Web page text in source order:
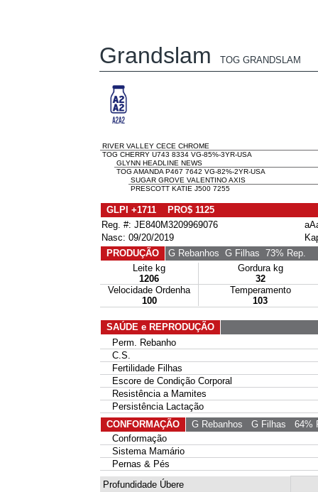
Grandslam TOG GRANDSLAM
RIVER VALLEY CECE CHROME
TOG CHERRY U743 8334 VG-85%-3YR-USA
GLYNN HEADLINE NEWS
TOG AMANDA P467 7642 VG-82%-2YR-USA
SUGAR GROVE VALENTINO AXIS
PRESCOTT KATIE J500 7255
GLPI +1711 PRO$ 1125
Reg. #: JE840M3209969076
Nasc: 09/20/2019
PRODUÇÃO
G Rebanhos G Filhas 73% Rep.
Leite kg
1206
Gordura kg
32
Velocidade Ordenha
100
Temperamento
103
SAÚDE e REPRODUÇÃO
Perm. Rebanho
C.S.
Fertilidade Filhas
Escore de Condição Corporal
Resistência a Mamites
Persistência Lactação
CONFORMAÇÃO
G Rebanhos G Filhas 64%
Conformação
Sistema Mamário
Pernas & Pés
Profundidade Úbere